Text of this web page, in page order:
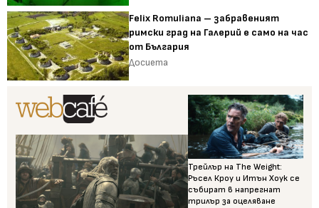
Felix Romuliana – забравеният
римски град на Галерий е само на час
от България
Досиета
Трейлър на The Weight:
Ръсел Кроу и Итън Хоук се
събират в напрегнат
трилър за оцеляване